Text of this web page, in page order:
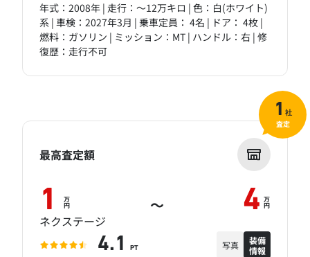
年式：2008年 | 走行：～12万キロ | 色：白(ホワイト)
系 | 車検：2027年3月 | 乗車定員： 4名 | ドア： 4枚 |
燃料：ガソリン | ミッション：MT | ハンドル：右 | 修
復歴：走行不可
最高査定額
1 万
円 ～ 4 万
円
ネクステージ
4.1 PT 写真
装備
情報
1 社
査定